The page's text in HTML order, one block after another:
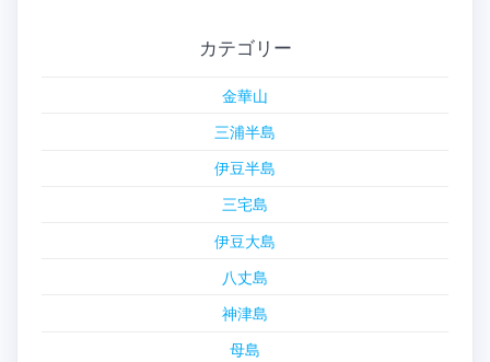
カテゴリー
金華山
三浦半島
伊豆半島
三宅島
伊豆大島
八丈島
神津島
母島